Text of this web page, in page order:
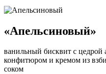
«Апельсиновый»
ванильный бисквит с цедрой
конфитюром и кремом из
соком